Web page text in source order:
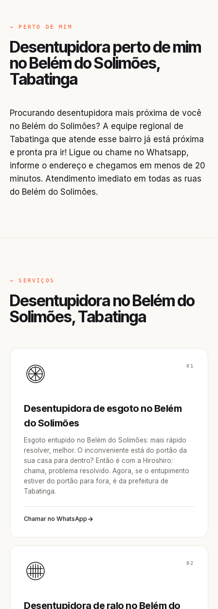
→ PERTO DE MIM
Desentupidora perto de mim
no Belém do Solimões,
Tabatinga
Procurando desentupidora mais próxima de você
no Belém do Solimões? A equipe regional de
Tabatinga que atende esse bairro já está próxima
e pronta pra ir! Ligue ou chame no Whatsapp,
informe o endereço e chegamos em menos de 20
minutos. Atendimento imediato em todas as ruas
do Belém do Solimões.
→ SERVIÇOS
Desentupidora no Belém do
Solimões, Tabatinga
01
Desentupidora de esgoto no Belém
do Solimões
Esgoto entupido no Belém do Solimões: mais rápido
resolver, melhor. O inconveniente está do portão da
sua casa para dentro? Então é com a Hiroshiro:
chama, problema resolvido. Agora, se o entupimento
estiver do portão para fora, é da prefeitura de
Tabatinga.
Chamar no WhatsApp
02
Desentupidora de ralo no Belém do